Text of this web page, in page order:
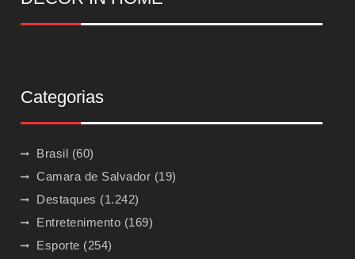
Categorias
Brasil (60)
Camara de Salvador (19)
Destaques (1.242)
Entretenimento (169)
Esporte (254)